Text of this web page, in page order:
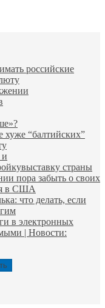
российские
“балтийских”
и
страны
пора забыть о своих
в США
что делать, если
в электронных
| Новости: